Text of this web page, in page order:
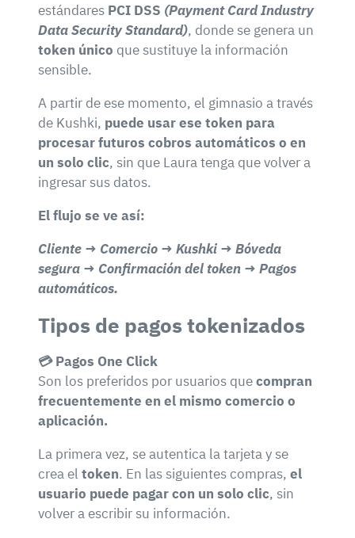
estándares PCI DSS (Payment Card Industry
Data Security Standard), donde se genera un
token único que sustituye la información
sensible.
A partir de ese momento, el gimnasio a través
de Kushki, puede usar ese token para
procesar futuros cobros automáticos o en
un solo clic, sin que Laura tenga que volver a
ingresar sus datos.
El flujo se ve así:
Cliente → Comercio → Kushki → Bóveda
segura → Confirmación del token → Pagos
automáticos.
Tipos de pagos tokenizados
💳 Pagos One Click
Son los preferidos por usuarios quecompran
frecuentemente en el mismo comercio o
aplicación.
La primera vez, se autentica la tarjeta y se
crea el token. En las siguientes compras, el
usuario puede pagar con un solo clic, sin
volver a escribir su información.